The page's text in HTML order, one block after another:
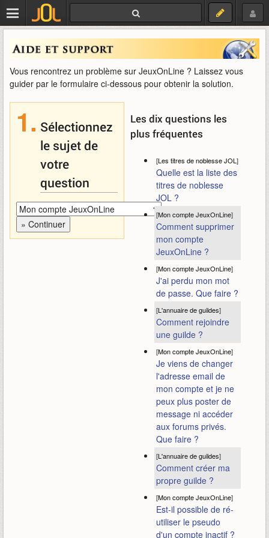
Vous rencontrez un problème sur JeuxOnLine ? Laissez vous
guider par le formulaire ci-dessous pour obtenir la solution.
1. Sélectionnez
le sujet de
votre
question
Les dix questions les
plus fréquentes
[Les titres de noblesse JOL]
Quelle est la liste des
titres de noblesse
JOL ?
[Mon compte JeuxOnLine]
Comment supprimer
mon compte
JeuxOnLine ?
[Mon compte JeuxOnLine]
J'ai perdu mon mot
de passe. Que faire ?
[L'annuaire de guildes]
Comment rejoindre
une guilde ?
[Mon compte JeuxOnLine]
Je viens de changer
l'adresse email de
mon compte et je ne
peux plus poster de
message ni accéder
aux forums privés.
Que faire ?
[L'annuaire de guildes]
Comment créer ma
propre guilde ?
[Mon compte JeuxOnLine]
Est-il possible de ré-
utiliser le pseudo
d'un compte inactif ?